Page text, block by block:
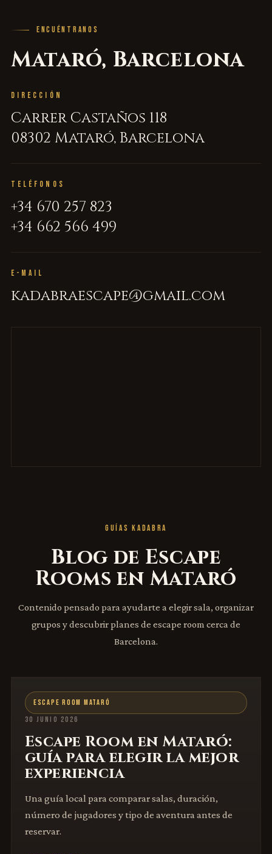
ENCUÉNTRANOS
Mataró, Barcelona
DIRECCIÓN
Carrer Castaños 118
08302 Mataró, Barcelona
TELÉFONOS
+34 670 257 823
+34 662 566 499
E-MAIL
kadabraescape@gmail.com
GUÍAS KADABRA
Blog de Escape
Rooms en Mataró
Contenido pensado para ayudarte a elegir sala, organizar
grupos y descubrir planes de escape room cerca de
Barcelona.
ESCAPE ROOM MATARÓ
30 JUNIO 2026
Escape Room en Mataró:
guía para elegir la mejor
experiencia
Una guía local para comparar salas, duración,
número de jugadores y tipo de aventura antes de
reservar.